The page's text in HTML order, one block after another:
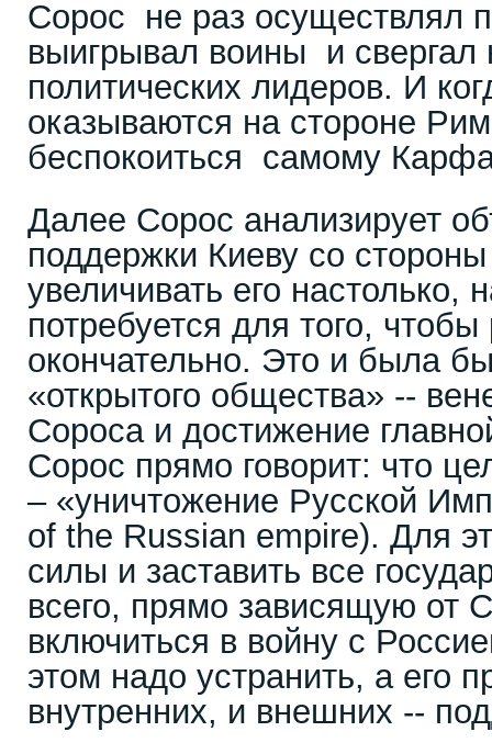
Сорос не раз осуществлял
выигрывал воины и свергал
политических лидеров. И
оказываются на стороне
беспокоиться самому
Далее Сорос анализирует
поддержки Киеву со
увеличивать его настолько,
потребуется для того,
окончательно. Это и была
«открытого общества» --
Сороса и достижение
Сорос прямо говорит: что
– «уничтожение Русской
of the Russian empire). Для
силы и заставить все
всего, прямо зависящую от
включиться в войну с
этом надо устранить, а его
внутренних, и внешних --